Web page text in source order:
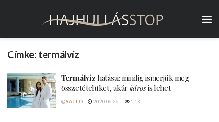
Címke: termálvíz
Termálvíz hatásai: mindig ismerjük meg
összetételüket, akár károsis lehet
@SAJTÓ 2020.06.26. 1.1K